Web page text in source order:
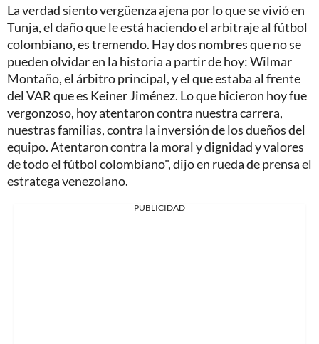
La verdad siento vergüenza ajena por lo que se vivió en
Tunja, el daño que le está haciendo el arbitraje al fútbol
colombiano, es tremendo. Hay dos nombres que no se
pueden olvidar en la historia a partir de hoy: Wilmar
Montaño, el árbitro principal, y el que estaba al frente
del VAR que es Keiner Jiménez. Lo que hicieron hoy fue
vergonzoso, hoy atentaron contra nuestra carrera,
nuestras familias, contra la inversión de los dueños del
equipo. Atentaron contra la moral y dignidad y valores
de todo el fútbol colombiano", dijo en rueda de prensa el
estratega venezolano.
PUBLICIDAD